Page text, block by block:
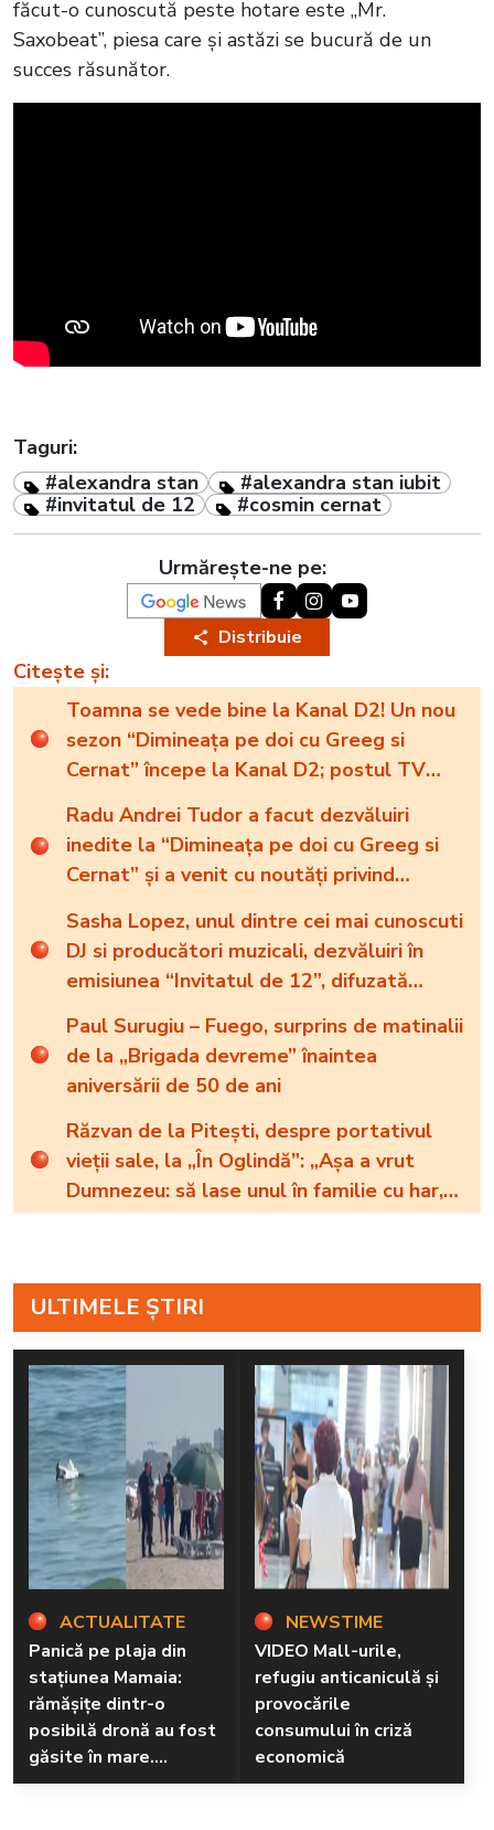
făcut-o cunoscută peste hotare este „Mr.
Saxobeat”, piesa care și astăzi se bucură de un
succes răsunător.
Taguri:
#alexandra stan
#alexandra stan iubit
#invitatul de 12
#cosmin cernat
Urmărește-ne pe:
Distribuie
Citește și:
Toamna se vede bine la Kanal D2! Un nou
sezon “Dimineaţa pe doi cu Greeg si
Cernat” începe la Kanal D2; postul TV
vine cu noutăţi în materie de seriale
Radu Andrei Tudor a facut dezvăluiri
inedite la “Dimineața pe doi cu Greeg si
Cernat” și a venit cu noutăți privind
de la Kanal D2
Sasha Lopez, unul dintre cei mai cunoscuti
DJ si producători muzicali, dezvăluiri în
emisiunea “Invitatul de 12”, difuzată
„Acum trebuie să vindem casa… Cred că
mă mut în Bali!”
Paul Surugiu – Fuego, surprins de matinalii
de la „Brigada devreme” înaintea
aniversării de 50 de ani
Răzvan de la Pitești, despre portativul
vieții sale, la „În Oglindă”: „Așa a vrut
Dumnezeu: să lase unul în familie cu har,
harul de a cânta, să poată să ofere
ULTIMELE ȘTIRI
ACTUALITATE
Panică pe plaja din
stațiunea Mamaia:
rămăşiţe dintr-o
posibilă dronă au fost
găsite în mare.
Pompierii au izolat
NEWSTIME
VIDEO Mall-urile,
refugiu anticaniculă și
provocările
consumului în criză
economică